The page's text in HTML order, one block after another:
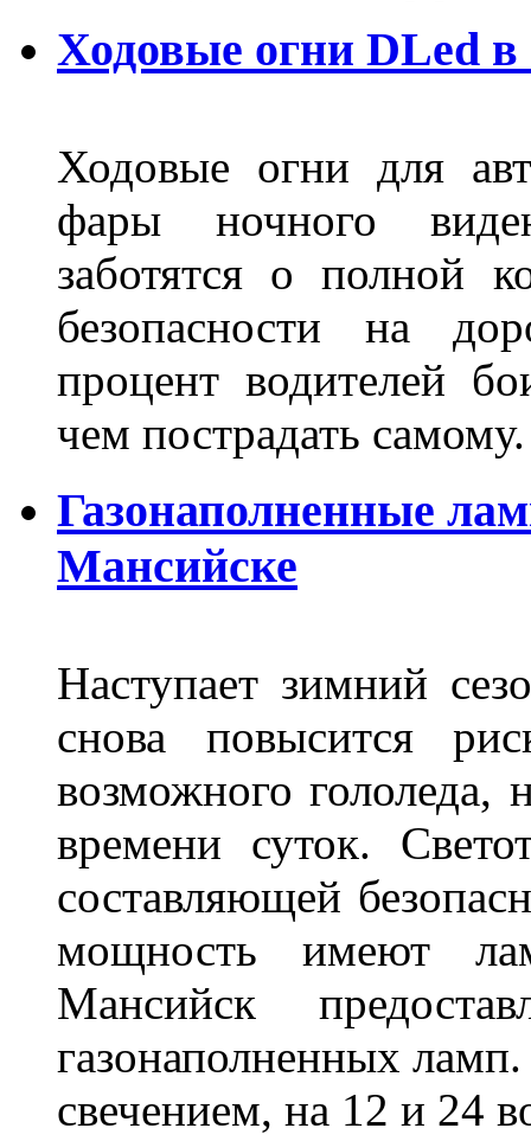
Ходовые огни DLed
Ходовые огни для
фары ночного
заботятся о полной
безопасности на
процент водителей
чем пострадать самому.
Газонаполненные
Мансийске
Наступает зимний
снова повысится
возможного гололеда,
времени суток.
составляющей
мощность имеют
Мансийск
газонаполненных
свечением, на 12 и 24